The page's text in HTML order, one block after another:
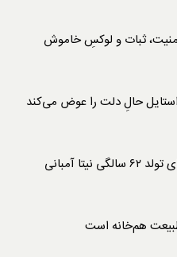
ثبات و لوکسِ خاموش
حالِ دلت را عوض می‌کند
آمبانی
هم‌خانه است